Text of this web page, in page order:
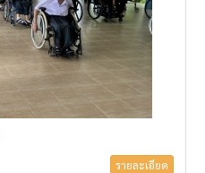
รายละเอียด